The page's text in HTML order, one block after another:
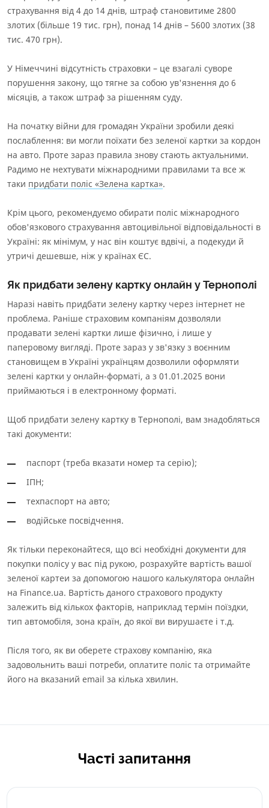
страхування від 4 до 14 днів, штраф становитиме 2800
злотих (більше 19 тис. грн), понад 14 днів – 5600 злотих (38
тис. 470 грн).
У Німеччині відсутність страховки – це взагалі суворе
порушення закону, що тягне за собою ув'язнення до 6
місяців, а також штраф за рішенням суду.
На початку війни для громадян України зробили деякі
послаблення: ви могли поїхати без зеленої картки за кордон
на авто. Проте зараз правила знову стають актуальними.
Радимо не нехтувати міжнародними правилами та все ж
таки придбати поліс «Зелена картка».
Крім цього, рекомендуємо обирати поліс міжнародного
обов'язкового страхування автоцивільної відповідальності в
Україні: як мінімум, у нас він коштує вдвічі, а подекуди й
утричі дешевше, ніж у країнах ЄС.
Як придбати зелену картку онлайн у Тернополі
Наразі навіть придбати зелену картку через інтернет не
проблема. Раніше страховим компаніям дозволяли
продавати зелені картки лише фізично, і лише у
паперовому вигляді. Проте зараз у зв'язку з воєнним
становищем в Україні українцям дозволили оформляти
зелені картки у онлайн-форматі, а з 01.01.2025 вони
приймаються і в електронному форматі.
Щоб придбати зелену картку в Тернополі, вам знадобляться
такі документи:
паспорт (треба вказати номер та серію);
ІПН;
техпаспорт на авто;
водійське посвідчення.
Як тільки переконайтеся, що всі необхідні документи для
покупки полісу у вас під рукою, розрахуйте вартість вашої
зеленої картеи за допомогою нашого калькулятора онлайн
на Finance.ua. Вартість даного страхового продукту
залежить від кількох факторів, наприклад термін поїздки,
тип автомобіля, зона країн, до якої ви вирушаєте і т.д.
Після того, як ви оберете страхову компанію, яка
задовольнить ваші потреби, оплатите поліс та отримайте
його на вказаний email за кілька хвилин.
Часті запитання